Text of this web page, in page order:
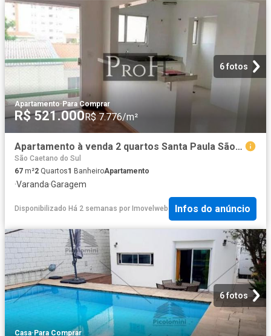
6 fotos
Apartamento·Para Comprar
R$ 521.000R$ 7.776/m²
Apartamento à venda 2 quartos Santa Paula São Caetano
São Caetano do Sul
67 m²2 Quartos1 BanheiroApartamento
·Varanda·Garagem
Disponibilizado Há 2 semanas por Imovelweb Infos do anúncio
6 fotos
Casa· Para Comprar